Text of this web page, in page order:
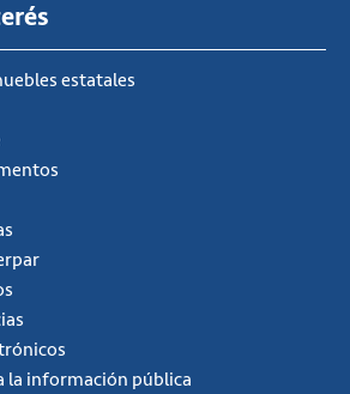
estatales
la información pública